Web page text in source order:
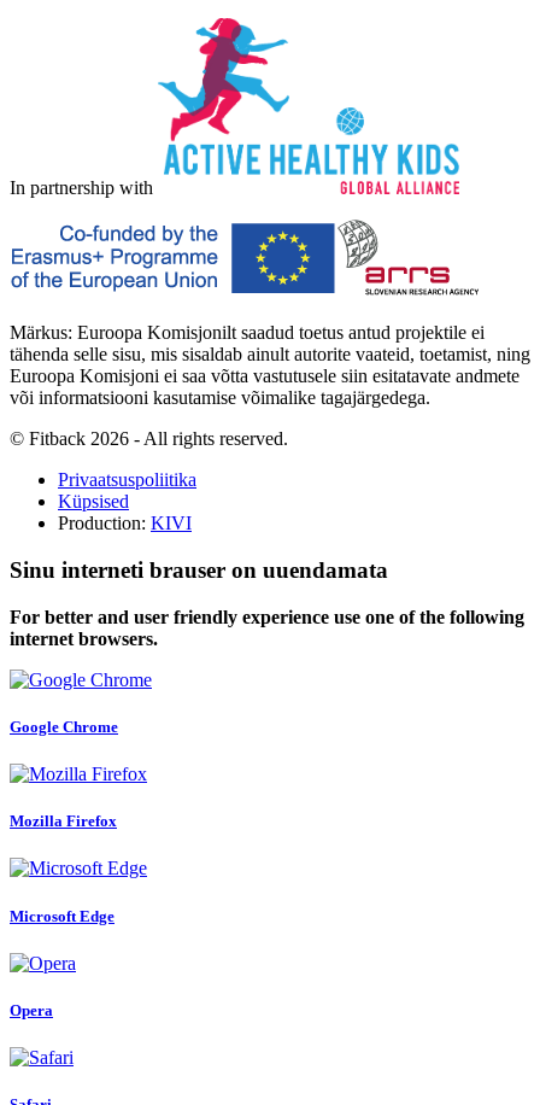
In partnership with
Märkus: Euroopa Komisjonilt saadud toetus antud projektile ei
tähenda selle sisu, mis sisaldab ainult autorite vaateid, toetamist, ning
Euroopa Komisjoni ei saa võtta vastutusele siin esitatavate andmete
või informatsiooni kasutamise võimalike tagajärgedega.
© Fitback 2026 - All rights reserved.
Privaatsuspoliitika
Küpsised
Production: KIVI
Sinu interneti brauser on uuendamata
For better and user friendly experience use one of the following
internet browsers.
Google Chrome
Mozilla Firefox
Microsoft Edge
Opera